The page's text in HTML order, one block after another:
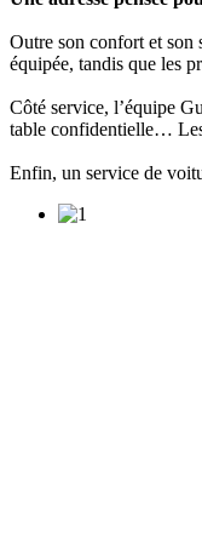
Outre son confort et
équipée, tandis que les
Côté service, l’équipe
table confidentielle…
Enfin, un service de